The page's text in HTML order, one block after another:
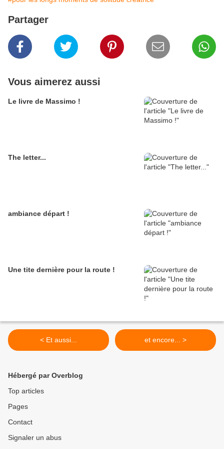
Partager
Vous aimerez aussi
Le livre de Massimo !
The letter...
ambiance départ !
Une tite dernière pour la route !
< Et aussi... et encore... >
Hébergé par Overblog
Top articles
Pages
Contact
Signaler un abus